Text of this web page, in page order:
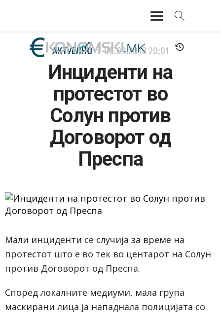
АКТУЕЛНО
ЕКОНОМИЈА
ФИНАНСИИ
БАНКАРСТВО
ЖИВОТ
АКТУЕЛНО 08.09.2018 20:01
Инциденти на
протестот во
Солун против
Договорот од
Преспа
Мали инциденти се случија за време на
протестот што е во тек во центарот на Солун
против Договорот од Преспа.
Според локалните медиуми, мала група
маскирани лица ја нападнала полицијата со